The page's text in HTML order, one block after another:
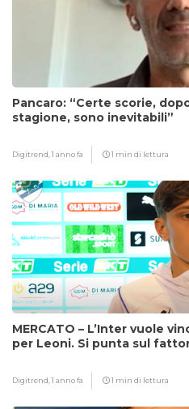
Pancaro: “Certe scorie,
stagione, sono inevitabili”
Digitrend,1 anno fa 1 min di lettura
MERCATO – L’Inter vuole
per Leoni. Si punta sul
Digitrend,1 anno fa 1 min di lettura